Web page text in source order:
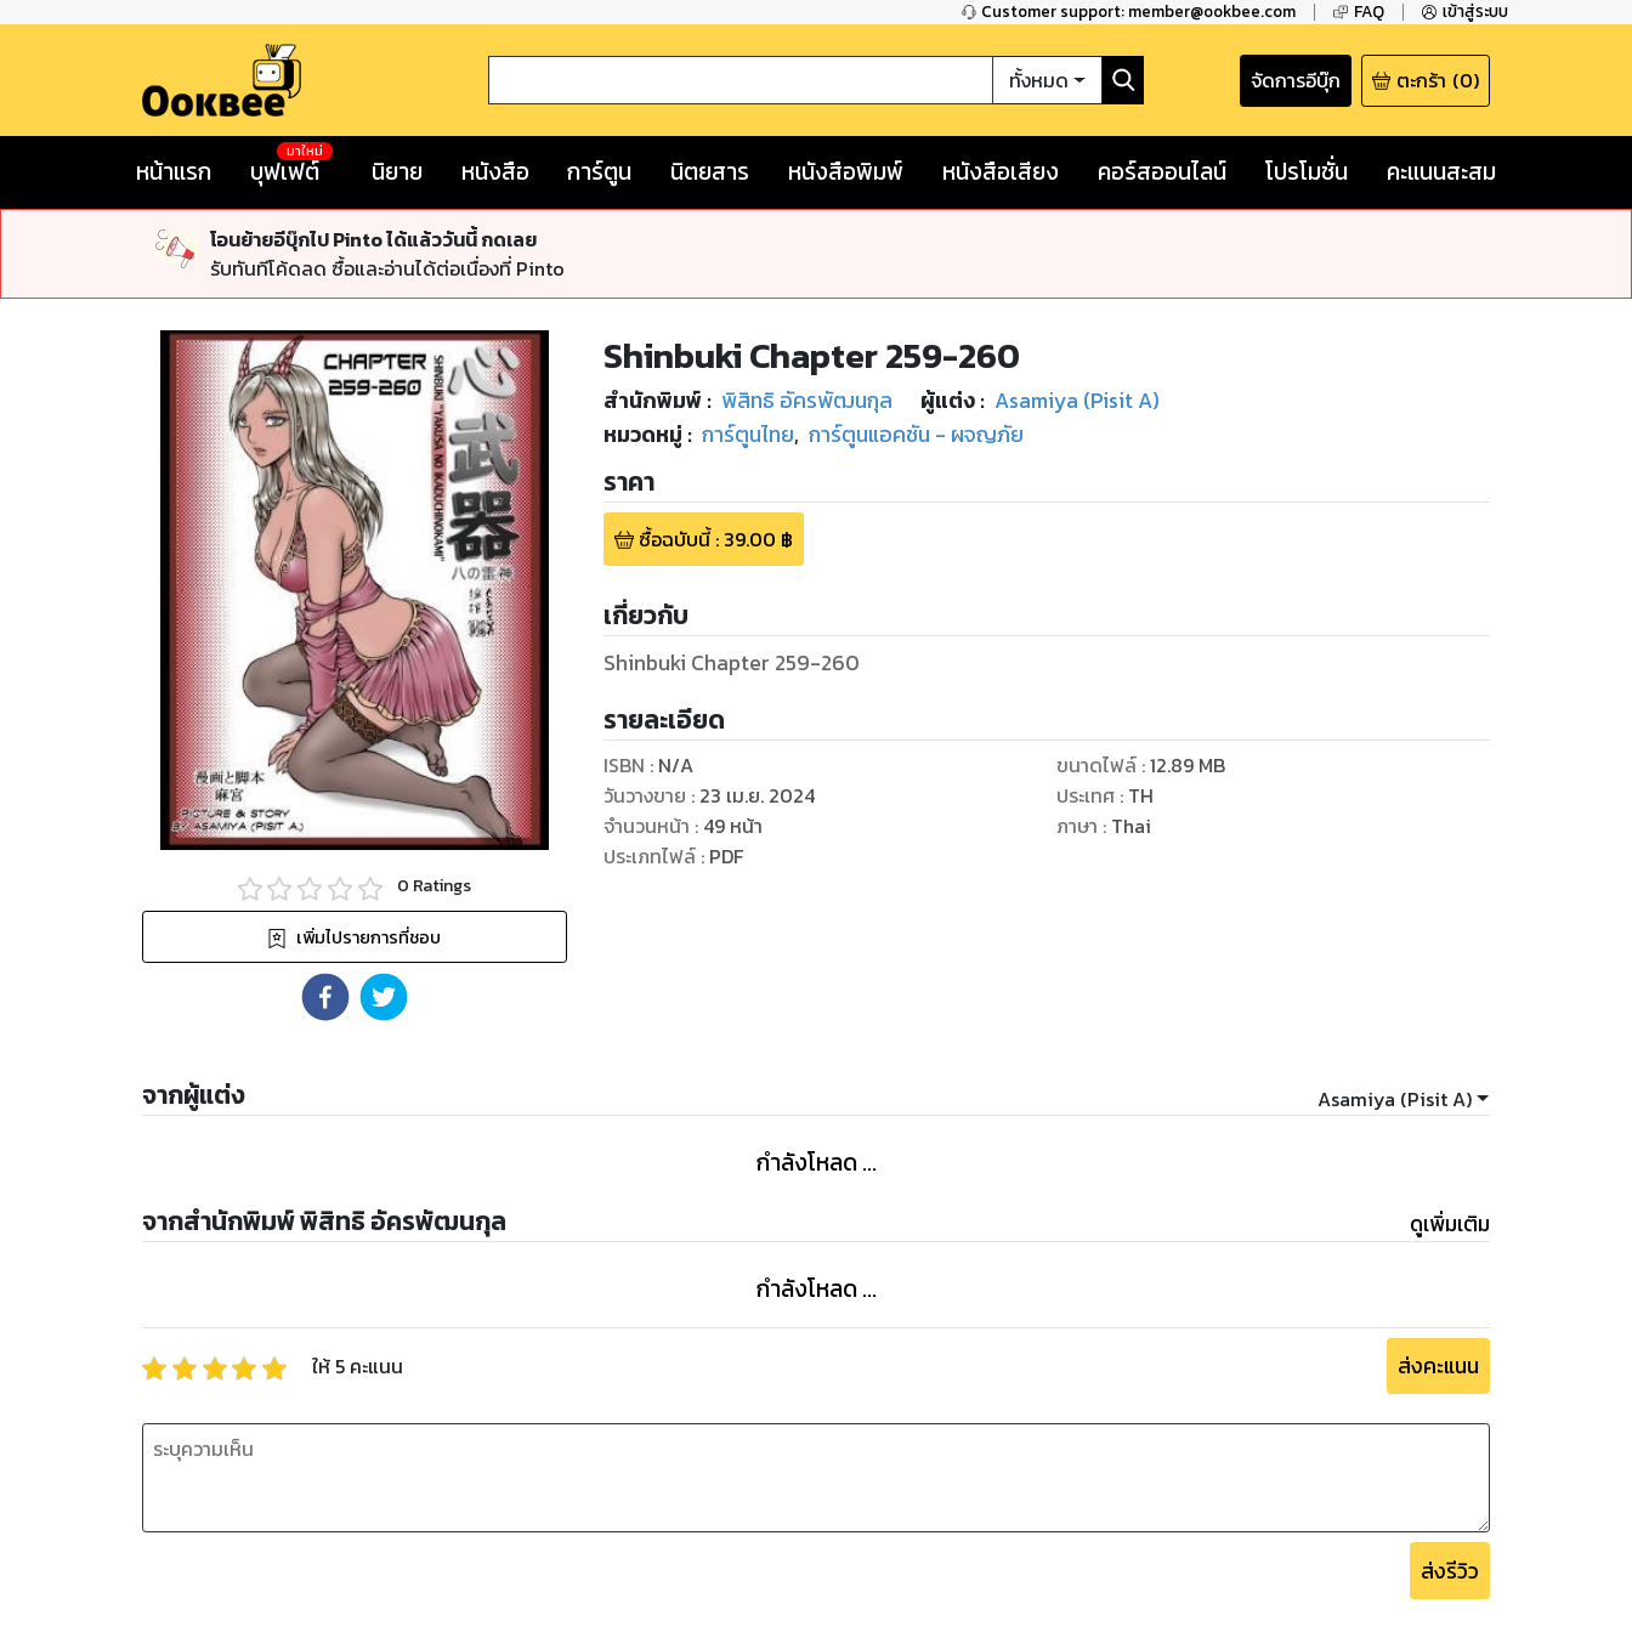
Customer support: member@ookbee.com FAQ เข้าสู่ระบบ
ทั้งหมด จัดการอีบุ๊ก ตะกร้า (0)
หน้าแรก บุฟเฟต์
มาใหม่
นิยาย หนังสือ การ์ตูน นิตยสาร หนังสือพิมพ์ หนังสือเสียง คอร์สออนไลน์ โปรโมชั่น คะแนนสะสม
โอนย้ายอีบุ๊กไป Pinto ได้แล้ววันนี้ กดเลย
รับทันทีโค้ดลด ซื้อและอ่านได้ต่อเนื่องที่ Pinto
0 Ratings
เพิ่มไปรายการที่ชอบ
Shinbuki Chapter 259-260
สำนักพิมพ์ : พิสิทธิ อัครพัฒนกุล ผู้แต่ง : Asamiya (Pisit A)
หมวดหมู่ : การ์ตูนไทย, การ์ตูนแอคชัน - ผจญภัย
ราคา
ซื้อฉบับนี้: 39.00 ฿
เกี่ยวกับ
Shinbuki Chapter 259-260
รายละเอียด
ISBN : N/A
วันวางขาย : 23 เม.ย. 2024
จำนวนหน้า : 49 หน้า
ประเภทไฟล์: PDF
ขนาดไฟล์:12.89 MB
ประเทศ : TH
ภาษา : Thai
จากผู้แต่ง Asamiya (Pisit A)
กำลังโหลด ...
จากสำนักพิมพ์ พิสิทธิ อัครพัฒนกุล ดูเพิ่มเติม
กำลังโหลด ...
ให้ 5 คะแนน ส่งคะแนน
ส่งรีวิว